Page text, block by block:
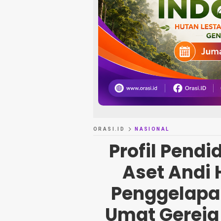
ORASI.ID NASIONAL
Profil
Aset Andi
Umat